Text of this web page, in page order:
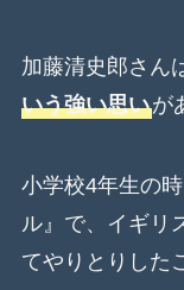
加藤清史郎さん
いう強い思いが
小学校4年生の
ル』で、イギリ
てやりとりした